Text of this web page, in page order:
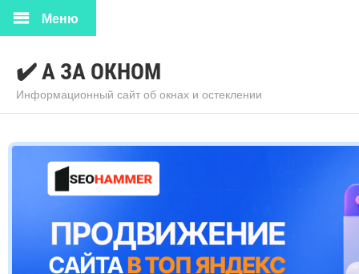
✔️ А ЗА ОКНОМ
Информационный сайт об окнах и остеклении
Меню